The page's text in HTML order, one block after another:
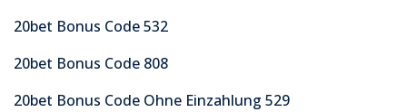
20bet Bonus Code 532
20bet Bonus Code 808
20bet Bonus Code Ohne Einzahlung 529